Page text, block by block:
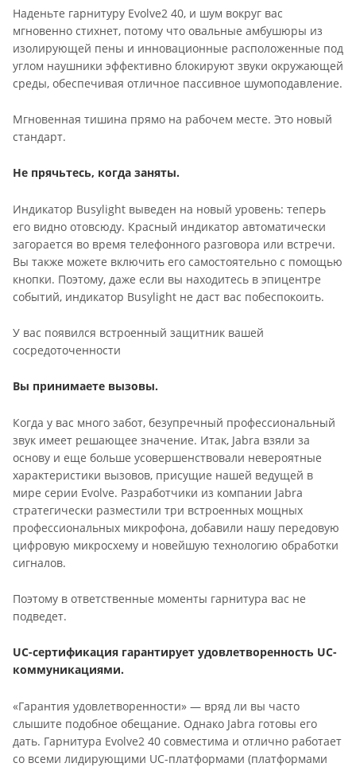
Наденьте гарнитуру Evolve2 40, и шум вокруг вас
мгновенно стихнет, потому что овальные амбушюры из
изолирующей пены и инновационные расположенные под
углом наушники эффективно блокируют звуки окружающей
среды, обеспечивая отличное пассивное шумоподавление.
Мгновенная тишина прямо на рабочем месте. Это новый
стандарт.
Не прячьтесь, когда заняты.
Индикатор Busylight выведен на новый уровень: теперь
его видно отовсюду. Красный индикатор автоматически
загорается во время телефонного разговора или встречи.
Вы также можете включить его самостоятельно с помощью
кнопки. Поэтому, даже если вы находитесь в эпицентре
событий, индикатор Busylight не даст вас побеспокоить.
У вас появился встроенный защитник вашей
сосредоточенности
Вы принимаете вызовы.
Когда у вас много забот, безупречный профессиональный
звук имеет решающее значение. Итак, Jabra взяли за
основу и еще больше усовершенствовали невероятные
характеристики вызовов, присущие нашей ведущей в
мире серии Evolve. Разработчики из компании Jabra
стратегически разместили три встроенных мощных
профессиональных микрофона, добавили нашу передовую
цифровую микросхему и новейшую технологию обработки
сигналов.
Поэтому в ответственные моменты гарнитура вас не
подведет.
UС-сертификация гарантирует удовлетворенность UC-
коммуникациями.
«Гарантия удовлетворенности» — вряд ли вы часто
слышите подобное обещание. Однако Jabra готовы его
дать. Гарнитура Evolve2 40 совместима и отлично работает
со всеми лидирующими UC-платформами (платформами